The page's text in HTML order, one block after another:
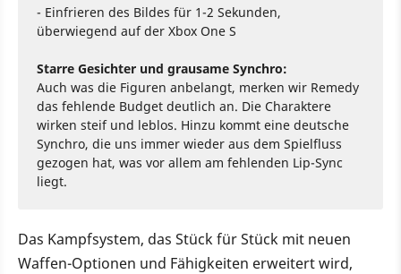
- Einfrieren des Bildes für 1-2 Sekunden,
überwiegend auf der Xbox One S
Starre Gesichter und grausame Synchro:
Auch was die Figuren anbelangt, merken wir Remedy
das fehlende Budget deutlich an. Die Charaktere
wirken steif und leblos. Hinzu kommt eine deutsche
Synchro, die uns immer wieder aus dem Spielfluss
gezogen hat, was vor allem am fehlenden Lip-Sync
liegt.
Das Kampfsystem, das Stück für Stück mit neuen
Waffen-Optionen und Fähigkeiten erweitert wird,